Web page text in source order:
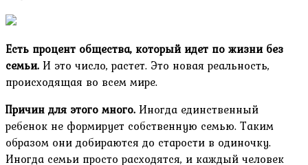
Есть процент общества, который идет по жизни без
семьи. И это число, растет. Это новая реальность,
происходящая во всем мире.
Причин для этого много. Иногда единственный
ребенок не формирует собственную семью. Таким
образом они добираются до старости в одиночку.
Иногда семьи просто расходятся, и каждый человек